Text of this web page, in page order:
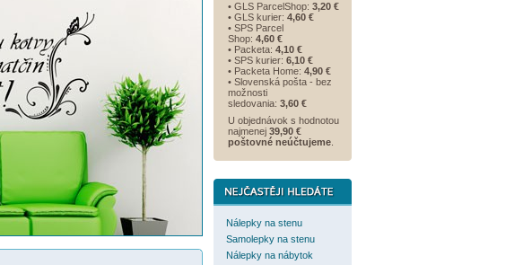
• GLS ParcelShop: 3,20 €
• GLS kurier: 4,60 €
• SPS Parcel
Shop: 4,60 €
• Packeta: 4,10 €
• SPS kurier: 6,10 €
• Packeta Home: 4,90 €
• Slovenská pošta - bez
možnosti
sledovania: 3,60 €
U objednávok s hodnotou
najmenej 39,90 €
poštovné neúčtujeme
Nálepky na stenu
Samolepky na stenu
Nálepky na nábytok